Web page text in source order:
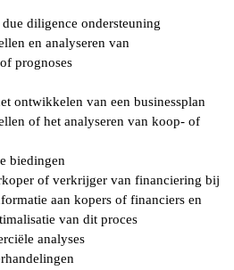
diligence ondersteuning
en analyseren van
prognoses
ontwikkelen van een businessplan
of het analyseren van koop- of
biedingen
of verkrijger van financiering bij
aan kopers of financiers en
van dit proces
analyses